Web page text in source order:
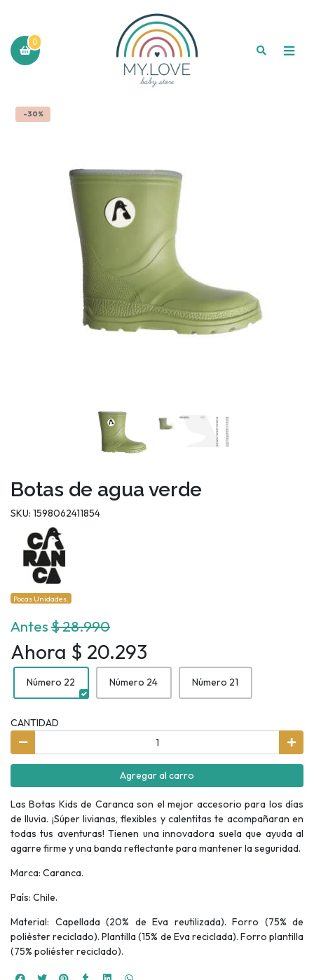
0
-30%
Botas de agua verde
SKU: 1598062411854
Pocas Unidades.
Antes$ 28.990
Ahora $ 20.293
Número 22 Número 24 Número 21
CANTIDAD
Agregar al carro
Las Botas Kids de Caranca son el mejor accesorio para los días
de lluvia. ¡Súper livianas, flexibles y calentitas te acompañaran en
todas tus aventuras! Tienen una innovadora suela que ayuda al
agarre firme y una banda reflectante para mantener la seguridad.
Marca: Caranca.
País: Chile.
Material: Capellada (20% de Eva reutilizada). Forro (75% de
poliéster reciclado). Plantilla (15% de Eva reciclada). Forro plantilla
(75% poliéster reciclado).